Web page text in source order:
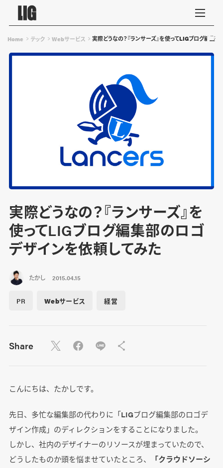
Home テック Webサービス 実際どうなの？『ランサーズ』を使ってLIGブログ編集
実際どうなの？『ランサーズ』を
使ってLIGブログ編集部のロゴ
デザインを依頼してみた
たかし 2015.04.15
PR Webサービス 経営
Share
こんにちは、たかしです。
先日、多忙な編集部の代わりに「LIGブログ編集部のロゴデ
ザイン作成」のディレクションをすることになりました。
しかし、社内のデザイナーのリソースが埋まっていたので、
どうしたものか頭を悩ませていたところ、
「クラウドソーシ